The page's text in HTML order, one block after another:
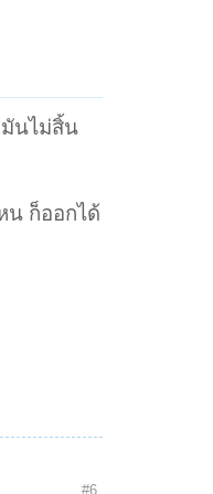
มันไม่สิ้น
น ก็ออกได้
#6